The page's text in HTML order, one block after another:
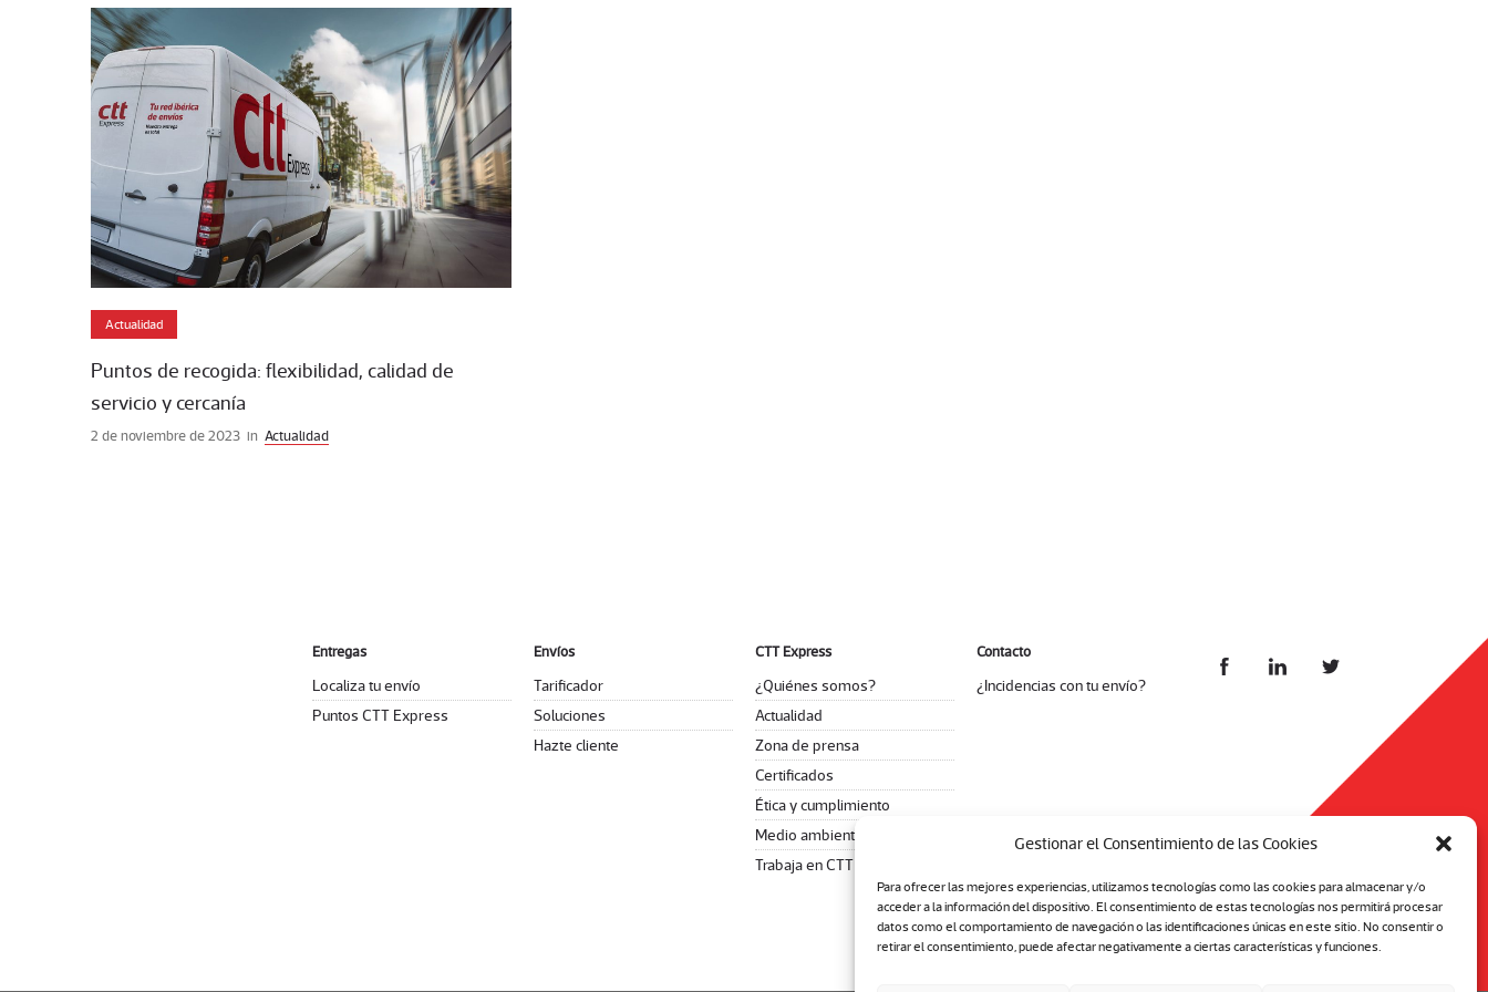
Gestionar el Consentimiento de las Cookies
Para ofrecer las mejores experiencias, utilizamos tecnologías como las cookies para almacenar y/o
acceder a la información del dispositivo. El consentimiento de estas tecnologías nos permitirá procesar
datos como el comportamiento de navegación o las identificaciones únicas en este sitio. No consentir o
retirar el consentimiento, puede afectar negativamente a ciertas características y funciones.
Actualidad
Puntos de recogida: flexibilidad, calidad de
servicio y cercanía
2 de noviembre de 2023 in Actualidad
Entregas
Localiza tu envío
Puntos CTT Express
Envíos
Tarificador
Soluciones
Hazte cliente
CTT Express
¿Quiénes somos?
Actualidad
Zona de prensa
Certificados
Ética y cumplimiento
Medio ambiente
Trabaja en CTT Express
Contacto
¿Incidencias con tu envío?